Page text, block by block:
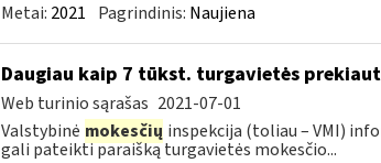
Metai: 2021 Pagrindinis: Naujiena
Daugiau kaip 7 tūkst. turgavietės
Web turinio sąrašas 2021-07-01
Valstybinė mokesčių inspekcija (toliau – VMI)
gali pateikti paraišką turgavietės mokesčio...